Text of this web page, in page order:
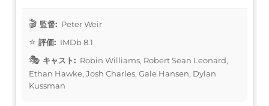
監督: Peter Weir
評価: IMDb 8.1
キャスト: Robin Williams, Robert Sean Leonard,
Ethan Hawke, Josh Charles, Gale Hansen, Dylan
Kussman